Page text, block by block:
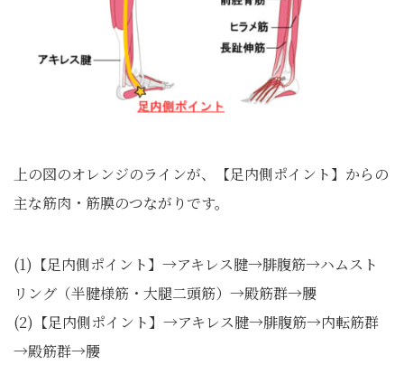
上の図のオレンジのラインが、【足内側ポイント】からの
主な筋肉・筋膜のつながりです。
(1)【足内側ポイント】→アキレス腱→腓腹筋→ハムスト
リング（半腱様筋・大腿二頭筋）→殿筋群→腰
(2)【足内側ポイント】→アキレス腱→腓腹筋→内転筋群
→殿筋群→腰